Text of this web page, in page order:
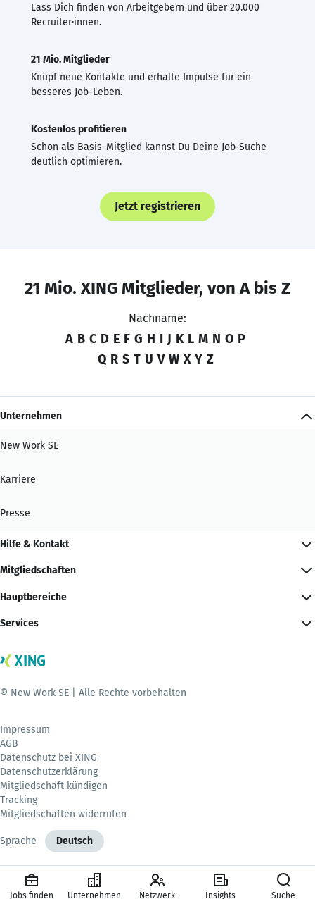
Lass Dich finden von Arbeitgebern und über 20.000
Recruiter·innen.
21 Mio. Mitglieder
Knüpf neue Kontakte und erhalte Impulse für ein
besseres Job-Leben.
Kostenlos profitieren
Schon als Basis-Mitglied kannst Du Deine Job-Suche
deutlich optimieren.
Jetzt registrieren
21 Mio. XING Mitglieder, von A bis Z
Nachname:
A B C D E F G H I J K L M N O P
Q R S T U V W X Y Z
Unternehmen
New Work SE
Karriere
Presse
Hilfe & Kontakt
Mitgliedschaften
Hauptbereiche
Services
© New Work SE | Alle Rechte vorbehalten
Impressum
AGB
Datenschutz bei XING
Datenschutzerklärung
Mitgliedschaft kündigen
Tracking
Mitgliedschaften widerrufen
Sprache Deutsch
Jobs finden Unternehmen Netzwerk Insights Suche